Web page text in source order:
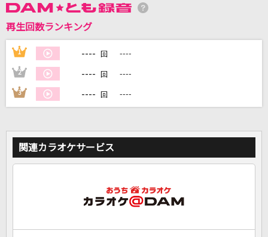
DAMに会員登録・ログインして
家族や友達と一緒に！練習にも！
再生回数ランキング
1 ---- 回 ----
2 ---- 回 ----
3 ---- 回 ----
関連カラオケサービス